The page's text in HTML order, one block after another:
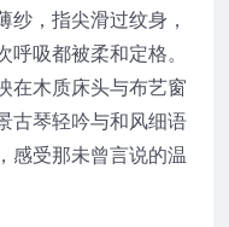
，指尖滑过纹身，
吸都被柔和定格。
在木质床头与布艺窗
古琴轻吟与和风细语
感受那未曾言说的温